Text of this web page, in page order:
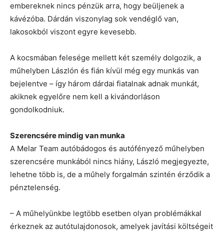
embereknek nincs pénzük arra, hogy beüljenek a
kávézóba. Dárdán viszonylag sok vendéglő van,
lakosokból viszont egyre kevesebb.
A kocsmában felesége mellett két személy dolgozik, a
műhelyben Lászlón és fián kívül még egy munkás van
bejelentve – így három dárdai fiatalnak adnak munkát,
akiknek egyelőre nem kell a kivándorláson
gondolkodniuk.
Szerencsére mindig van munka
A Melar Team autóbádogos és autófényező műhelyben
szerencsére munkából nincs hiány, László megjegyezte,
lehetne több is, de a műhely forgalmán szintén érződik a
pénztelenség.
– A műhelyünkbe legtöbb esetben olyan problémákkal
érkeznek az autótulajdonosok, amelyek javítási költségeit